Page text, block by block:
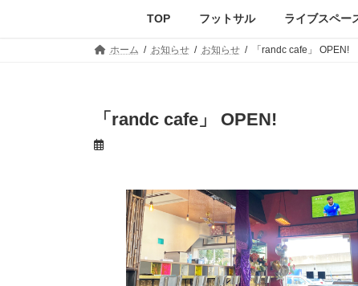
TOP フットサル ライブスペー
ホーム お知らせ お知らせ 「randc cafe」 OPEN!
「randc cafe」 OPEN!